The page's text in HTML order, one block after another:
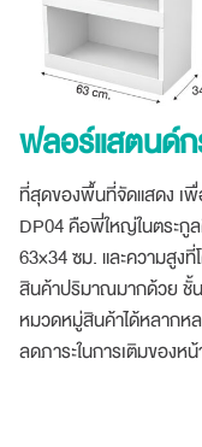
ฟลอร์แสตนด์ก
ที่สุดของพื้นที่จัดแสดง เ
DP04 คือพี่ใหญ่ในตระกู
63×34 ซม. และความสูง
สินค้าปริมาณมากด้วย ชั้
หมวดหมู่สินค้าได้หลากห
ลดภาระในการเติมของห